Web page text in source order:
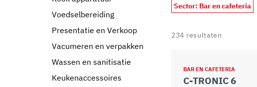
Voedselbereiding
Presentatie en Verkoop
Vacumeren en verpakken
Wassen en sanitisatie
Keukenaccessoires
Sector: Bar en cafeteria
234 resultaten
BAR EN CAFETERIA
C-TRONIC 6